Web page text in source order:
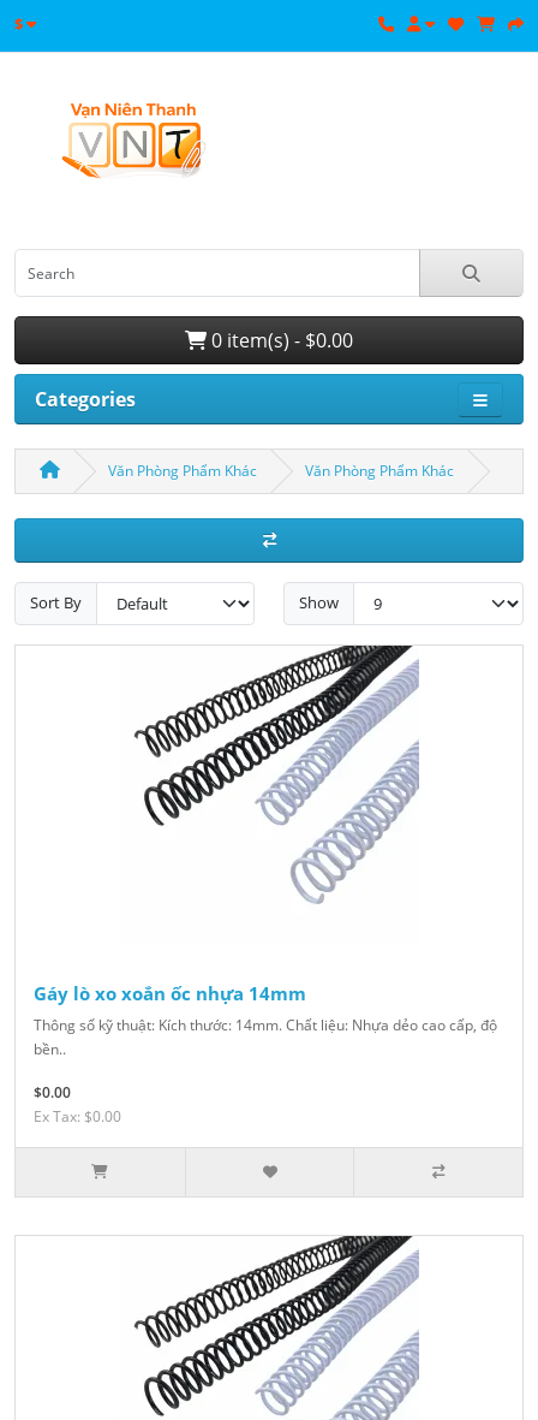
$
0 item(s) - $0.00
Categories
Văn Phòng Phẩm Khác Văn Phòng Phẩm Khác
Sort By Show
Gáy lò xo xoắn ốc nhựa 14mm
Thông số kỹ thuật: Kích thước: 14mm. Chất liệu: Nhựa dẻo cao cấp, độ
bền..
$0.00
Ex Tax: $0.00